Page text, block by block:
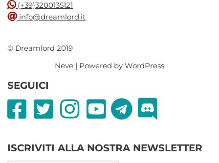
(+39)3200135121
info@dreamlord.it
© Dreamlord 2019
Neve | Powered by WordPress
SEGUICI
ISCRIVITI ALLA NOSTRA NEWSLETTER